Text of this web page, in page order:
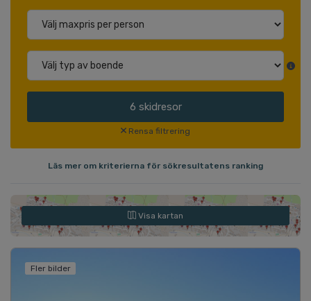
6 skidresor
Rensa filtrering
Läs mer om kriterierna för sökresultatens ranking
Visa kartan
Fler bilder